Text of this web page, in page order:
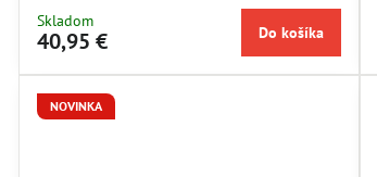
Skladom
40,95 € Do košíka
NOVINKA